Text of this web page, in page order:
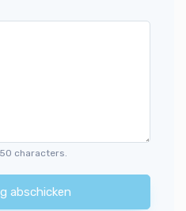
characters.
abschicken